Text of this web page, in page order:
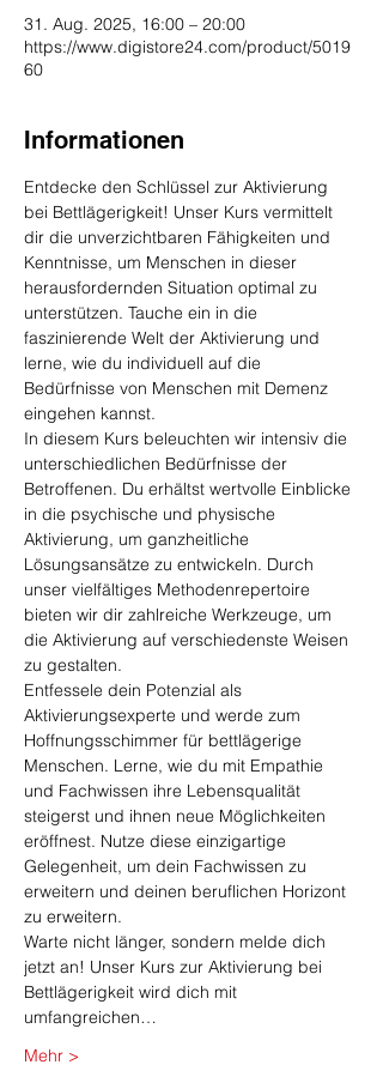
31. Aug. 2025, 16:00 – 20:00
https://www.digistore24.com/product/5019
60
Informationen
Entdecke den Schlüssel zur Aktivierung
bei Bettlägerigkeit! Unser Kurs vermittelt
dir die unverzichtbaren Fähigkeiten und
Kenntnisse, um Menschen in dieser
herausfordernden Situation optimal zu
unterstützen. Tauche ein in die
faszinierende Welt der Aktivierung und
lerne, wie du individuell auf die
Bedürfnisse von Menschen mit Demenz
eingehen kannst.
In diesem Kurs beleuchten wir intensiv die
unterschiedlichen Bedürfnisse der
Betroffenen. Du erhältst wertvolle Einblicke
in die psychische und physische
Aktivierung, um ganzheitliche
Lösungsansätze zu entwickeln. Durch
unser vielfältiges Methodenrepertoire
bieten wir dir zahlreiche Werkzeuge, um
die Aktivierung auf verschiedenste Weisen
zu gestalten.
Entfessele dein Potenzial als
Aktivierungsexperte und werde zum
Hoffnungsschimmer für bettlägerige
Menschen. Lerne, wie du mit Empathie
und Fachwissen ihre Lebensqualität
steigerst und ihnen neue Möglichkeiten
eröffnest. Nutze diese einzigartige
Gelegenheit, um dein Fachwissen zu
erweitern und deinen beruflichen Horizont
zu erweitern.
Warte nicht länger, sondern melde dich
jetzt an! Unser Kurs zur Aktivierung bei
Bettlägerigkeit wird dich mit
umfangreichen…
Mehr >